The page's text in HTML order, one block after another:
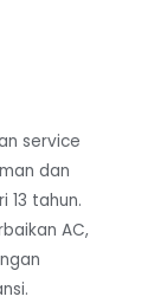
service
dan
13 tahun.
AC,